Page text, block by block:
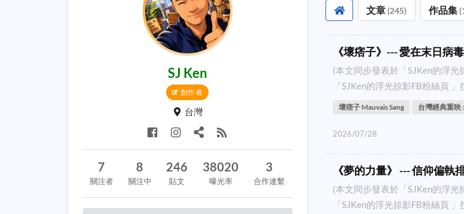
SJ Ken
創作者
台灣
7
關注者
8
關注中
246
貼文
38020
曝光率
3
合作連繫
文章 (245) 作品集(
《壞痞子》--- 愛在末日病
(本文同步發表於「SJKen的浮
「SJKen的浮光掠影FB粉絲頁 」
壞痞子 Mauvais Sang 台灣經典重映
2026/07/28
《夢的力量》 --- 信仰偏執
(本文同步發表於「SJKen的浮
「SJKen的浮光掠影FB粉絲頁 」